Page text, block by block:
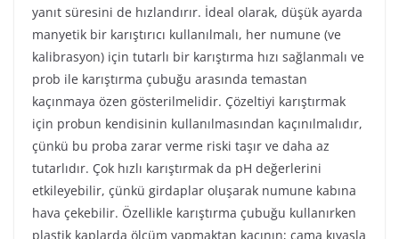
yanıt süresini de hızlandırır. İdeal olarak, düşük ayarda
manyetik bir karıştırıcı kullanılmalı, her numune (ve
kalibrasyon) için tutarlı bir karıştırma hızı sağlanmalı ve
prob ile karıştırma çubuğu arasında temastan
kaçınmaya özen gösterilmelidir. Çözeltiyi karıştırmak
için probun kendisinin kullanılmasından kaçınılmalıdır,
çünkü bu proba zarar verme riski taşır ve daha az
tutarlıdır. Çok hızlı karıştırmak da pH değerlerini
etkileyebilir, çünkü girdaplar oluşarak numune kabına
hava çekebilir. Özellikle karıştırma çubuğu kullanırken
plastik kaplarda ölçüm yapmaktan kaçının; cama kıyasla